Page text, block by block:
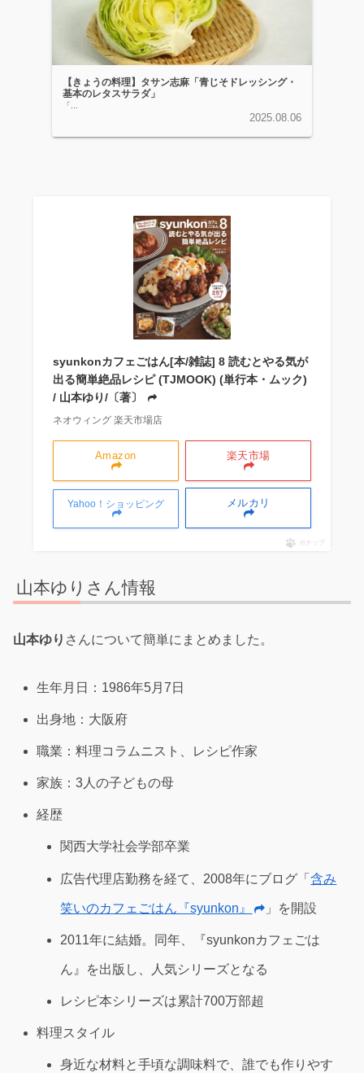
【きょうの料理】タサン志麻「青じそドレッシング・
基本のレタスサラダ」
「...
2025.08.06
syunkonカフェごはん[本/雑誌] 8 読むとやる気が
出る簡単絶品レシピ (TJMOOK) (単行本・ムック)
/ 山本ゆり/〔著〕
ネオウィング 楽天市場店
Amazon 楽天市場
Yahoo！ショッピング メルカリ
ポチップ
山本ゆりさん情報
山本ゆり さんについて簡単にまとめました。
生年月日：1986年5月7日
出身地：大阪府
職業：料理コラムニスト、レシピ作家
家族：3人の子どもの母
経歴
関西大学社会学部卒業
広告代理店勤務を経て、2008年にブログ「含み
笑いのカフェごはん『syunkon』 」を開設
2011年に結婚。同年、『syunkonカフェごは
ん』を出版し、人気シリーズとなる
レシピ本シリーズは累計700万部超
料理スタイル
身近な材料と手頃な調味料で、誰でも作りやす